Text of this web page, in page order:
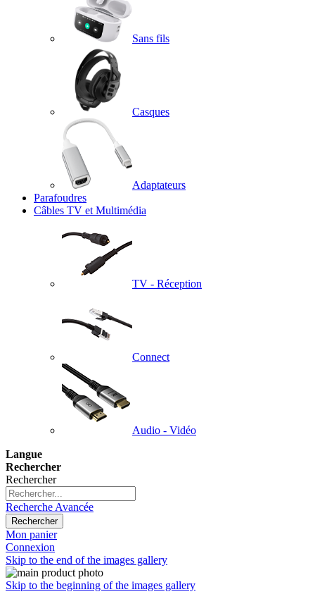
Sans fils
Casques
Adaptateurs
Parafoudres
Câbles TV et Multimédia
TV - Réception
Connect
Audio - Vidéo
Langue
Rechercher
Rechercher
Recherche Avancée
Rechercher
Mon panier
Connexion
Skip to the end of the images gallery
Skip to the beginning of the images gallery